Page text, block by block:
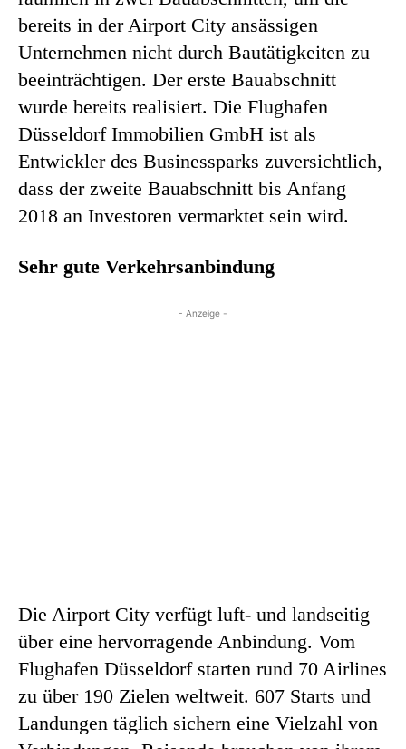
bereits in der Airport City ansässigen
Unternehmen nicht durch Bautätigkeiten zu
beeinträchtigen. Der erste Bauabschnitt
wurde bereits realisiert. Die Flughafen
Düsseldorf Immobilien GmbH ist als
Entwickler des Businessparks zuversichtlich,
dass der zweite Bauabschnitt bis Anfang
2018 an Investoren vermarktet sein wird.
Sehr gute Verkehrsanbindung
- Anzeige -
Die Airport City verfügt luft- und landseitig
über eine hervorragende Anbindung. Vom
Flughafen Düsseldorf starten rund 70 Airlines
zu über 190 Zielen weltweit. 607 Starts und
Landungen täglich sichern eine Vielzahl von